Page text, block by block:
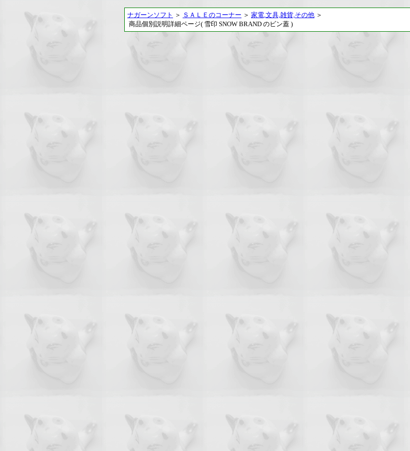
ナガーンソフト ＞ ＳＡＬＥのコーナー ＞ 家電,文具,雑貨,その他 ＞
商品個別説明詳細ページ( 雪印 SNOW BRAND のビン蓋 )